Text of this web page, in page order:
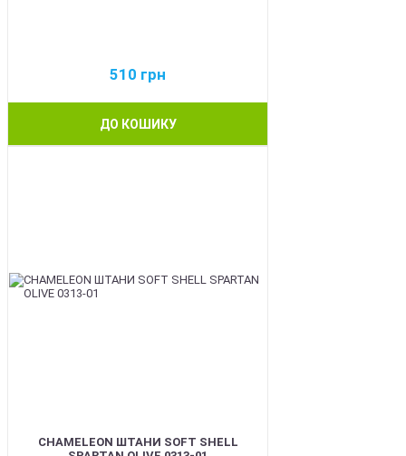
510 грн
ДО КОШИКУ
CHAMELEON ШТАНИ SOFT SHELL